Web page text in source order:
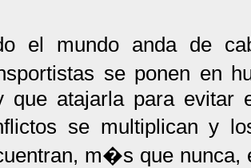
el mundo anda de
se ponen en
que atajarla para evitar
se multiplican y
m�s que